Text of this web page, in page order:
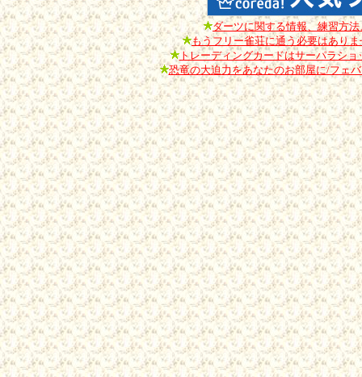
ダーツに関する情報、練習方
もうフリー雀荘に通う必要はあり
トレーディングカードはサーパラシ
恐竜の大迫力をあなたのお部屋に/フェ